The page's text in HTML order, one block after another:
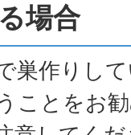
場合
巣作りし
ことをお